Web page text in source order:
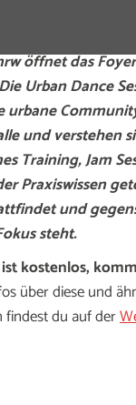
öffnet das
Urban Dance
urbane
und verstehen
Training, Jam
Praxiswissen
und
steht.
kostenlos,
über diese und
du auf der